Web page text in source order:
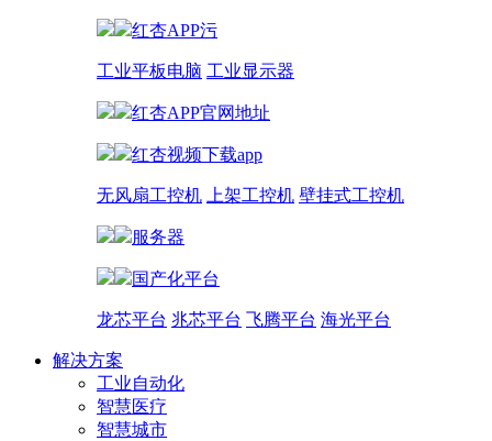
红杏APP污
工业平板电脑 工业显示器
红杏APP官网地址
红杏视频下载app
无风扇工控机 上架工控机 壁挂式工控机
服务器
国产化平台
龙芯平台 兆芯平台 飞腾平台 海光平台
解决方案
工业自动化
智慧医疗
智慧城市